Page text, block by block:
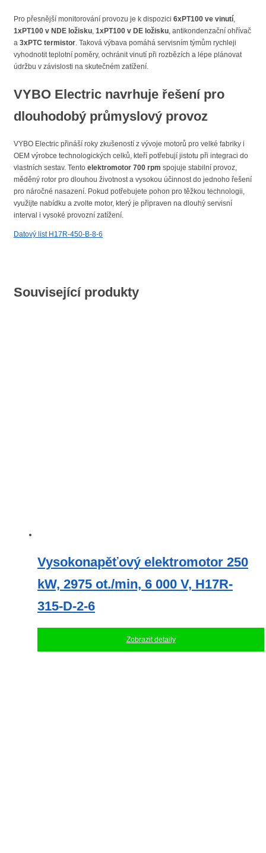
Pro přesnější monitorování provozu je k dispozici 6xPT100 ve vinutí
1xPT100 v NDE ložisku 1xPT100 v DE ložisku , antikondenzační ohřívač
a 3xPTC termistor . Taková výbava pomáhá servisním týmům rychleji
vyhodnotit teplotní poměry, ochránit vinutí při rozbězích a lépe plánovat
údržbu v závislosti na skutečném zatížení.
VYBO Electric navrhuje řešení pro
dlouhodobý průmyslový provoz
VYBO Electric přináší roky zkušeností z vývoje motorů pro velké fabriky i
OEM výrobce technologických celků, kteří potřebují jistotu při integraci do
vlastních sestav. Tento elektromotor 700 rpm spojuje stabilní provoz,
měděný rotor pro dlouhou životnost a vysokou účinnost do jednoho řešení
pro náročné nasazení. Pokud potřebujete pohon pro těžkou technologii,
využijte nabídku a zvolte motor, který je připraven na dlouhý servisní
interval i vysoké provozní zatížení.
Datový list H17R-450-B-8-6
Související produkty
Vysokonapěťový elektromotor 250
kW, 2975 ot./min, 6 000 V, H17R-
315-D-2-6
Zobrazit detaily